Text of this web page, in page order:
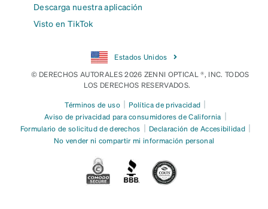
Descarga nuestra aplicación
Visto en TikTok
Estados Unidos
© DERECHOS AUTORALES 2026 ZENNI OPTICAL ®, INC. TODOS
LOS DERECHOS RESERVADOS.
Términos de uso | Política de privacidad |
Aviso de privacidad para consumidores de California |
Formulario de solicitud de derechos | Declaración de Accesibilidad |
No vender ni compartir mi información personal